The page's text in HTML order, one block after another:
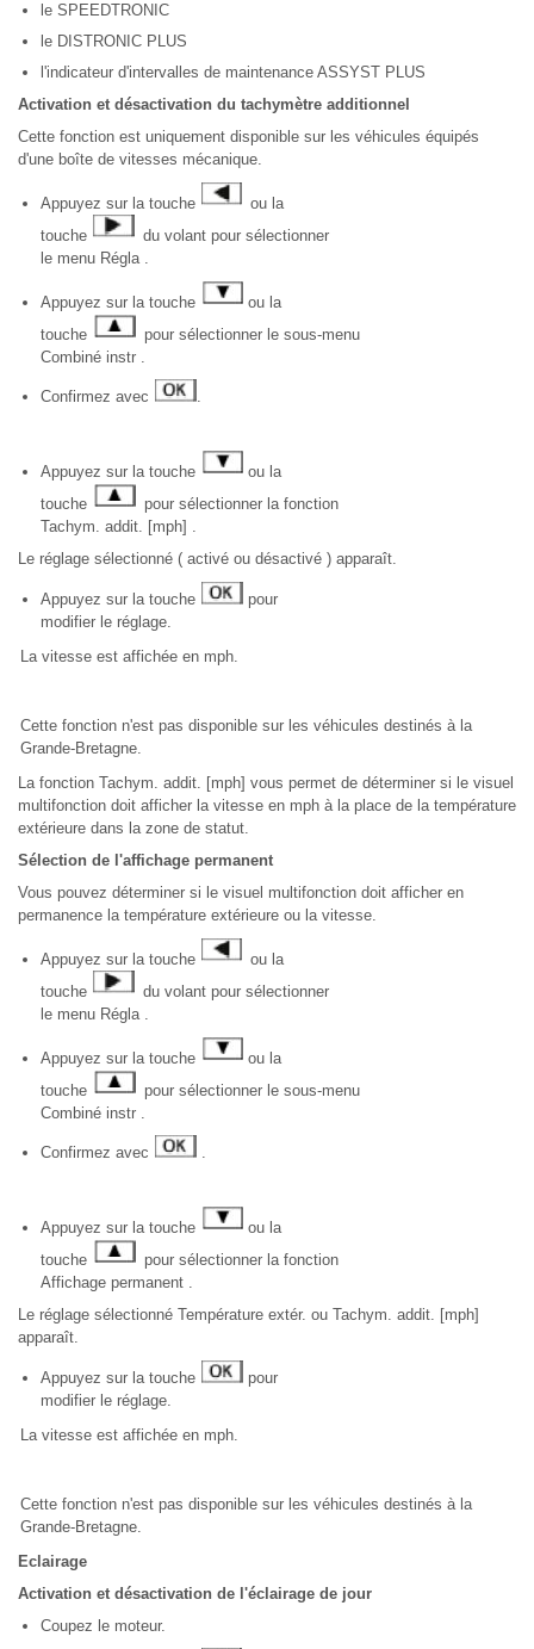
le SPEEDTRONIC
le DISTRONIC PLUS
l'indicateur d'intervalles de maintenance ASSYST PLUS
Activation et désactivation du tachymètre additionnel
Cette fonction est uniquement disponible sur les véhicules équipés
d'une boîte de vitesses mécanique.
Appuyez sur la touche
ou la
touche
du volant pour sélectionner
le menu Régla .
Appuyez sur la touche
ou la
touche
pour sélectionner le sous-menu
Combiné instr .
Confirmez avec .
Appuyez sur la touche
ou la
touche
pour sélectionner la fonction
Tachym. addit. [mph] .
Le réglage sélectionné ( activé ou désactivé ) apparaît.
Appuyez sur la touche
pour
modifier le réglage.
La vitesse est affichée en mph.
Cette fonction n'est pas disponible sur les véhicules destinés à la
Grande-Bretagne.
La fonction Tachym. addit. [mph] vous permet de déterminer si le visuel
multifonction doit afficher la vitesse en mph à la place de la température
extérieure dans la zone de statut.
Sélection de l'affichage permanent
Vous pouvez déterminer si le visuel multifonction doit afficher en
permanence la température extérieure ou la vitesse.
Appuyez sur la touche
ou la
touche
du volant pour sélectionner
le menu Régla .
Appuyez sur la touche
ou la
touche
pour sélectionner le sous-menu
Combiné instr .
Confirmez avec .
Appuyez sur la touche
ou la
touche
pour sélectionner la fonction
Affichage permanent .
Le réglage sélectionné Température extér. ou Tachym. addit. [mph]
apparaît.
Appuyez sur la touche
pour
modifier le réglage.
La vitesse est affichée en mph.
Cette fonction n'est pas disponible sur les véhicules destinés à la
Grande-Bretagne.
Eclairage
Activation et désactivation de l'éclairage de jour
Coupez le moteur.